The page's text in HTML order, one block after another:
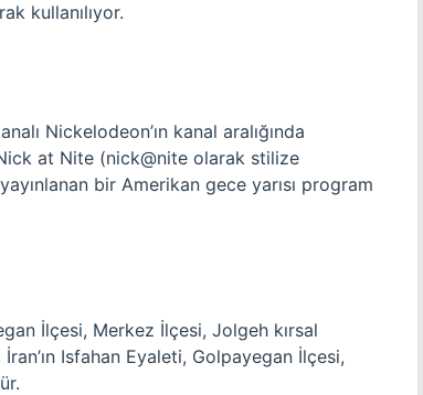
kullanılıyor.
Nickelodeon’ın kanal aralığında
at Nite (nick@nite olarak stilize
bir Amerikan gece yarısı program